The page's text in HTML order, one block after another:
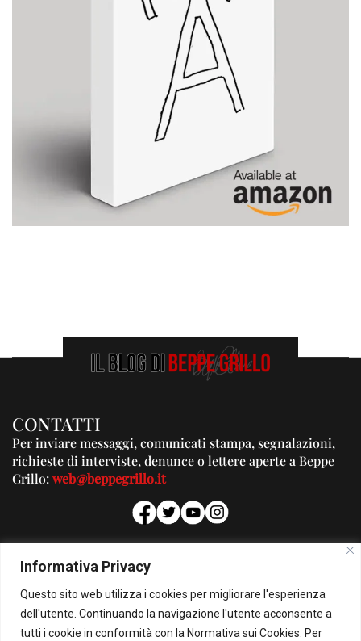
Informativa Privacy
Questo sito web utilizza i cookies per migliorare l'esperienza
dell'utente. Continuando la navigazione l'utente acconsente a
tutti i cookie in conformità con la Normativa sui Cookies. Per
CONTATTI
Per inviare messaggi, comunicati stampa, segnalazioni,
richieste di interviste, denunce o lettere aperte a Beppe
Grillo:web@beppegrillo.it
PUBBLICITA'
Per la tua pubblicità su questo Blog:
pubblicita@beppegrillo.it